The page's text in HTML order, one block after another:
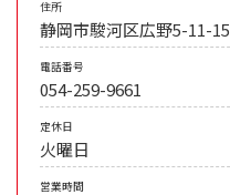
住所
静岡市駿河区広野5-11-15
電話番号
054-259-9661
定休日
火曜日
営業時間